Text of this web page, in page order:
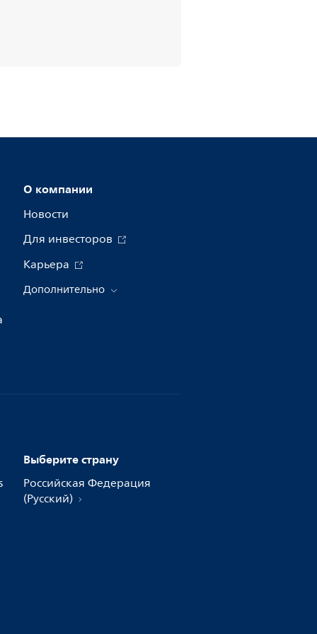
О компании
Новости
Для инвесторов
Карьера
Дополнительно
Выберите страну
Российская Федерация
(Русский)